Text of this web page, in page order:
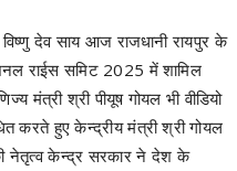
देव साय आज राजधानी रायपुर के
राईस समिट 2025 में शामिल
मंत्री श्री पीयूष गोयल भी वीडियो
करते हुए केन्द्रीय मंत्री श्री गोयल
नेतृत्व केन्द्र सरकार ने देश के